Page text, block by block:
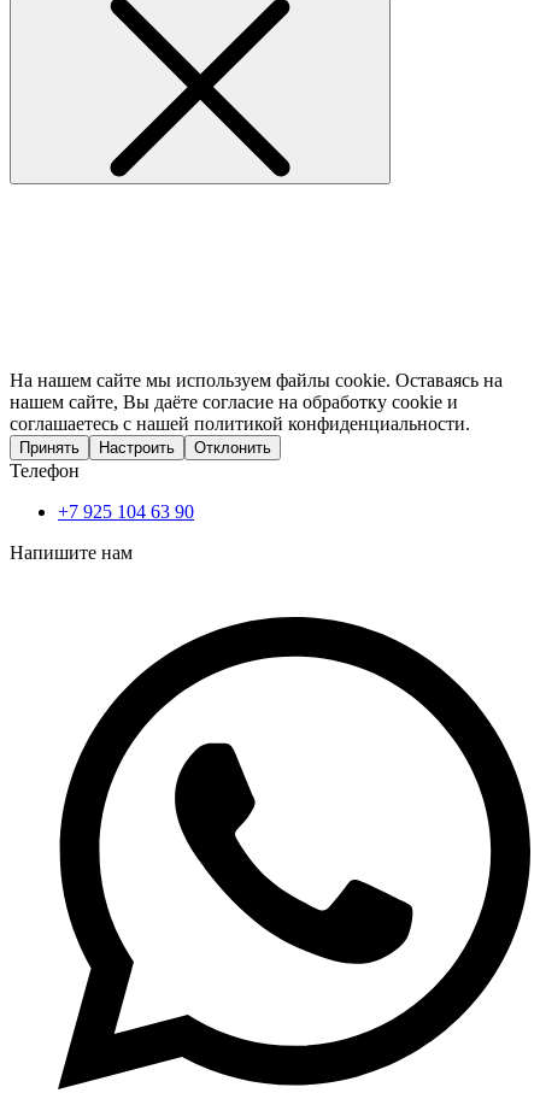
На нашем сайте мы используем файлы cookie. Оставаясь на
нашем сайте, Вы даёте согласие на обработку cookie и
соглашаетесь с нашей политикой конфиденциальности.
Принять Настроить Отклонить
Телефон
+7 925 104 63 90
Напишите нам